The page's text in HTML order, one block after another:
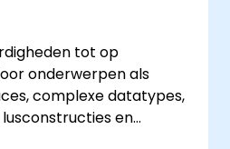
tot op
onderwerpen als
complexe datatypes,
en